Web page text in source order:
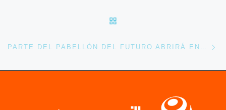
PARTE DEL PABELLÓN DEL FUTURO ABRIRÁ EN 2017